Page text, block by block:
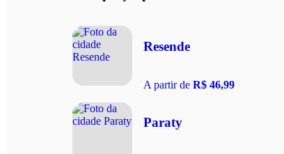
Resende
A partir de R$ 46,99
Paraty